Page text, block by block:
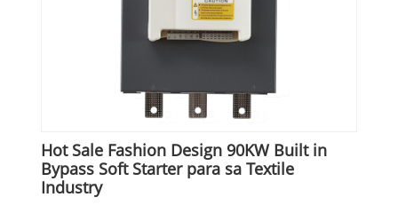
Hot Sale Fashion Design 90KW Built in
Bypass Soft Starter para sa Textile
Industry